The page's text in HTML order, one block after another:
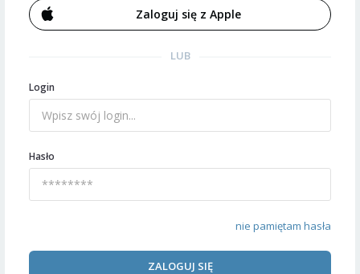
Zaloguj się z Apple
LUB
Login
Hasło
nie pamiętam hasła
ZALOGUJ SIĘ